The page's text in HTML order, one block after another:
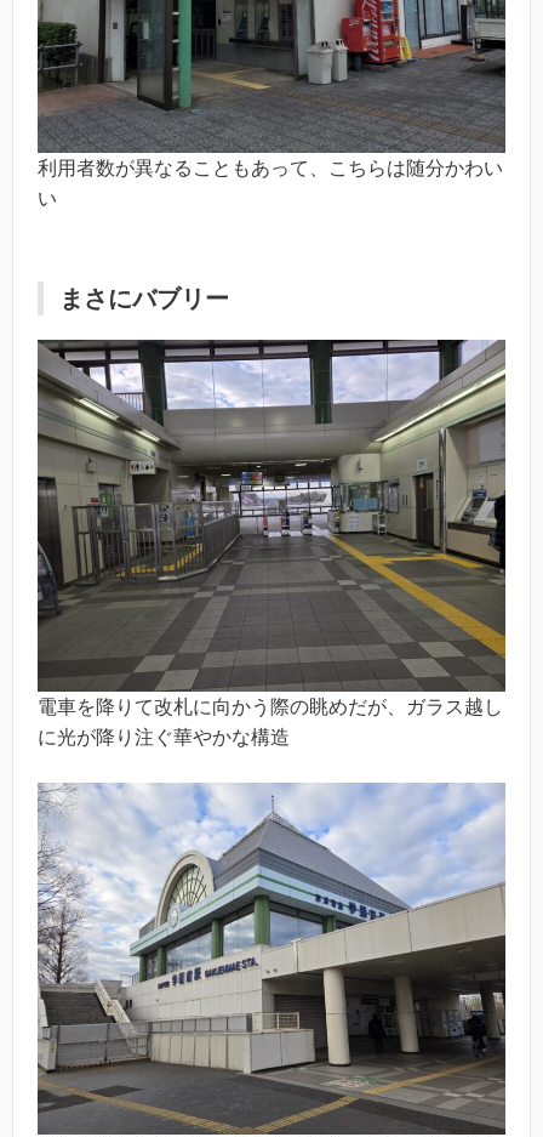
利用者数が異なることもあって、こちらは随分かわい
い
まさにバブリー
電車を降りて改札に向かう際の眺めだが、ガラス越し
に光が降り注ぐ華やかな構造